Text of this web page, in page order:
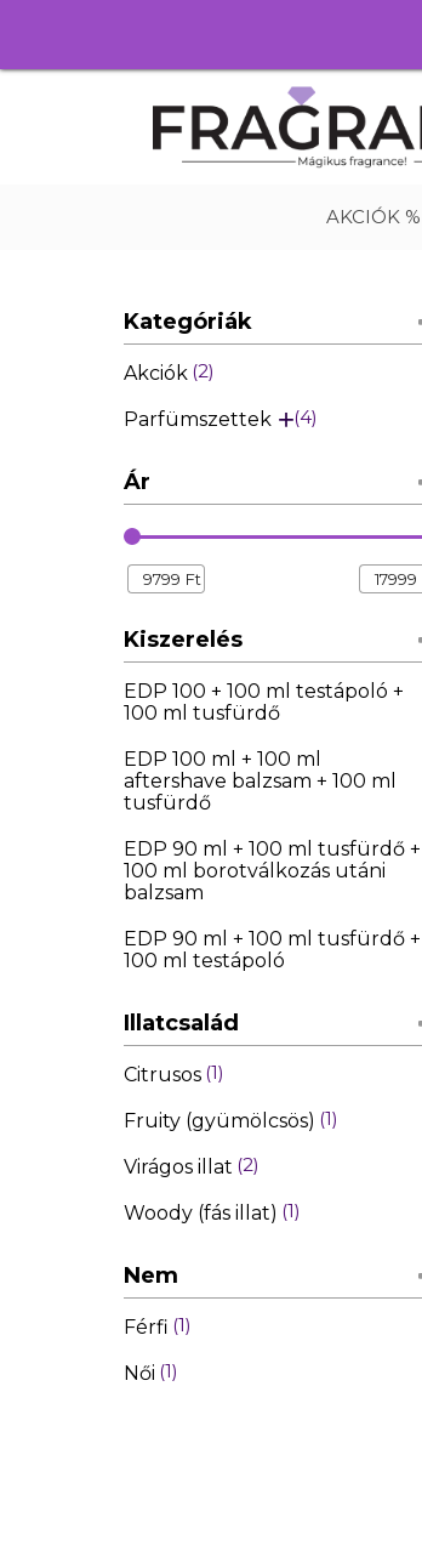
AKCIÓK %
Kategóriák
Akciók 2
Parfümszettek 4
Ár
9799 Ft 17999
Kiszerelés
EDP 100 + 100 ml testápoló +
100 ml tusfürdő
EDP 100 ml + 100 ml
aftershave balzsam + 100 ml
tusfürdő
EDP 90 ml + 100 ml tusfürdő +
100 ml borotválkozás utáni
balzsam
EDP 90 ml + 100 ml tusfürdő +
100 ml testápoló
Illatcsalád
Citrusos 1
Fruity (gyümölcsös) 1
Virágos illat 2
Woody (fás illat) 1
Nem
Férfi 1
Női 1